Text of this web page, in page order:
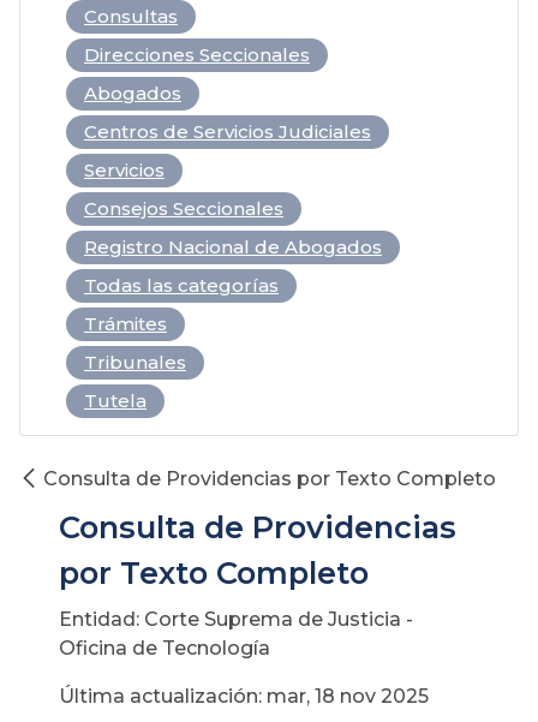
Abogados
Centros de Servicios Judiciales
Consejos Seccionales
Consultas
Direcciones Seccionales
Registro Nacional de Abogados
Servicios
Todas las categorías
Trámites
Tribunales
Tutela
Consulta de Providencias por Texto Completo
Consulta de Providencias
por Texto Completo
Entidad: Corte Suprema de Justicia -
Oficina de Tecnología
Última actualización: mar, 18 nov 2025